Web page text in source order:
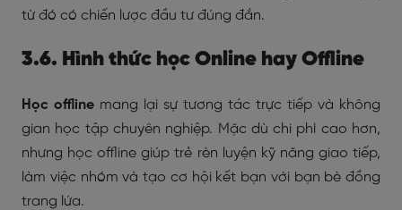
từ đó có chiến lược đầu tư đúng đắn.
3.6. Hình thức học Online hay Offline
Học offline mang lại sự tương tác trực tiếp và không
gian học tập chuyên nghiệp. Mặc dù chi phí cao hơn,
nhưng học offline giúp trẻ rèn luyện kỹ năng giao tiếp,
làm việc nhóm và tạo cơ hội kết bạn với bạn bè đồng
trang lứa.